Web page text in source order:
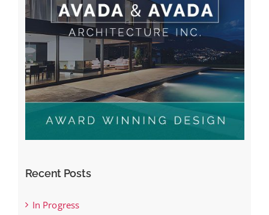
Recent Posts
In Progress